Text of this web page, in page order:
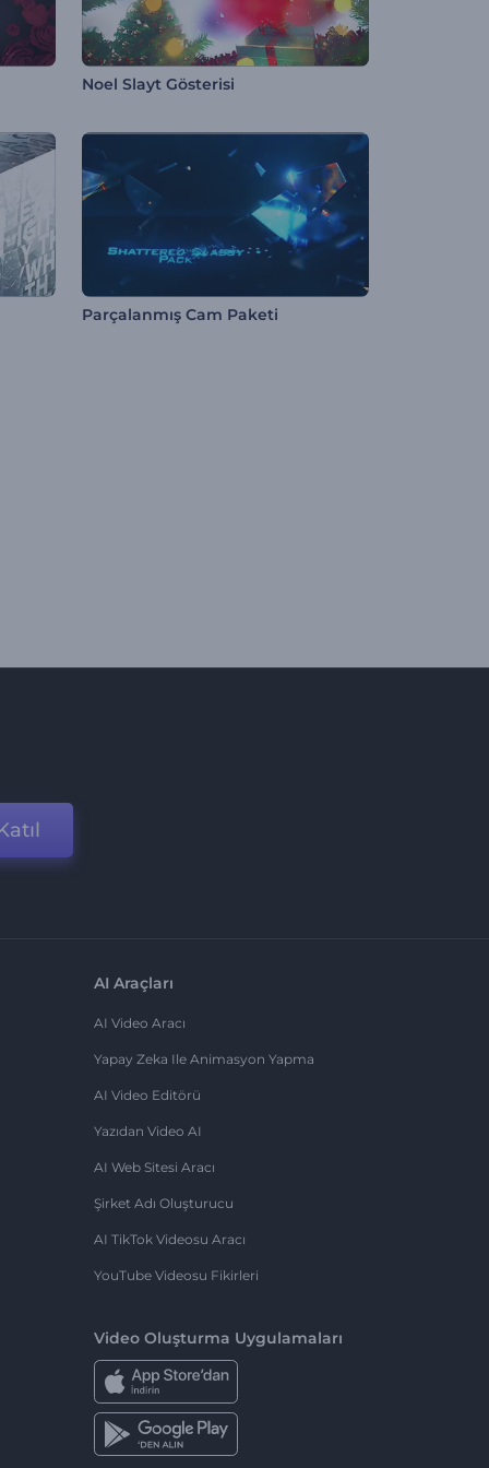
Noel Slayt Gösterisi
Parçalanmış Cam Paketi
AI Araçları
AI Video Aracı
Yapay Zeka Ile Animasyon Yapma
AI Video Editörü
Yazıdan Video AI
AI Web Sitesi Aracı
Şirket Adı Oluşturucu
AI TikTok Videosu Aracı
YouTube Videosu Fikirleri
Video Oluşturma Uygulamaları